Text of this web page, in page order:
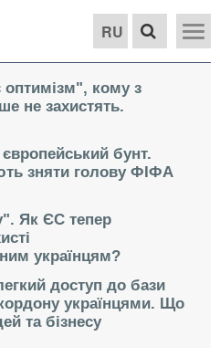
RU
кому з
не захистять.
бунт.
зняти голову ФІФА
Як ЄС тепер
українцям?
доступ до бази
українцями. Що
та бізнесу